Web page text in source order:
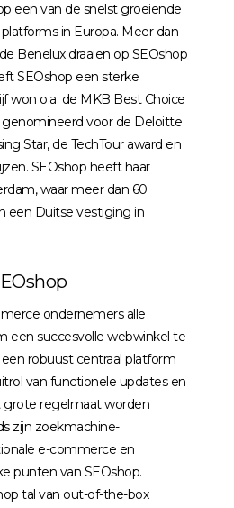
een van de snelst groeiende
in Europa. Meer dan
Benelux draaien op SEOshop
SEOshop een sterke
won o.a. de MKB Best Choice
genomineerd voor de Deloitte
Star, de TechTour award en
SEOshop heeft haar
waar meer dan 60
een Duitse vestiging in
ondernemers alle
een succesvolle webwinkel te
robuust centraal platform
van functionele updates en
regelmaat worden
zijn zoekmachine-
e-commerce en
punten van SEOshop.
tal van out-of-the-box